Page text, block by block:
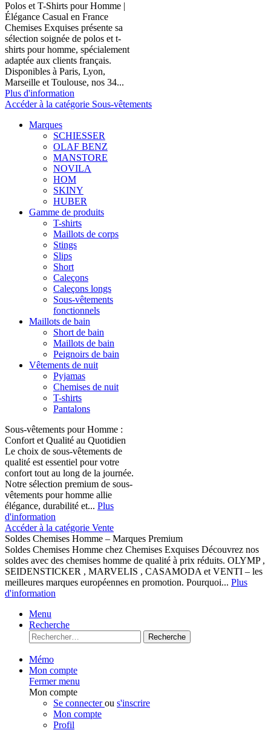
Polos et T-Shirts pour Homme |
Élégance Casual en France
Chemises Exquises présente sa
sélection soignée de polos et t-
shirts pour homme, spécialement
adaptée aux clients français.
Disponibles à Paris, Lyon,
Marseille et Toulouse, nos 34...
Plus d'information
Accéder à la catégorie Sous-vêtements
Marques
SCHIESSER
OLAF BENZ
MANSTORE
NOVILA
HOM
SKINY
HUBER
Gamme de produits
T-shirts
Maillots de corps
Stings
Slips
Short
Caleçons
Caleçons longs
Sous-vêtements
fonctionnels
Maillots de bain
Short de bain
Maillots de bain
Peignoirs de bain
Vêtements de nuit
Pyjamas
Chemises de nuit
T-shirts
Pantalons
Sous-vêtements pour Homme :
Confort et Qualité au Quotidien
Le choix de sous-vêtements de
qualité est essentiel pour votre
confort tout au long de la journée.
Notre sélection premium de sous-
vêtements pour homme allie
élégance, durabilité et... Plus
d'information
Accéder à la catégorie Vente
Soldes Chemises Homme – Marques Premium
Soldes Chemises Homme chez Chemises Exquises Découvrez nos
soldes avec des chemises homme de qualité à prix réduits. OLYMP ,
SEIDENSTICKER , MARVELIS , CASAMODA et VENTI – les
meilleures marques européennes en promotion. Pourquoi... Plus
d'information
Menu
Recherche
Recherche
Mémo
Mon compte
Fermer menu
Mon compte
Se connecterou s'inscrire
Mon compte
Profil